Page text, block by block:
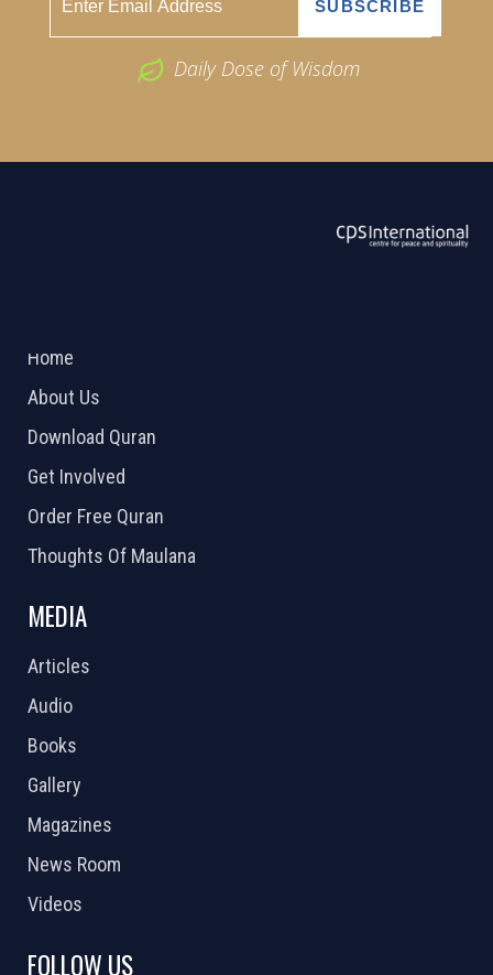
Daily Dose of Wisdom
Home
About Us
Download Quran
Get Involved
Order Free Quran
Thoughts Of Maulana
MEDIA
Articles
Audio
Books
Gallery
Magazines
News Room
Videos
FOLLOW US